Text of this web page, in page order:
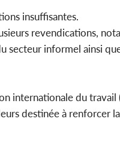
insuffisantes.
revendications,
secteur informel ainsi
internationale du travail
destinée à renforcer